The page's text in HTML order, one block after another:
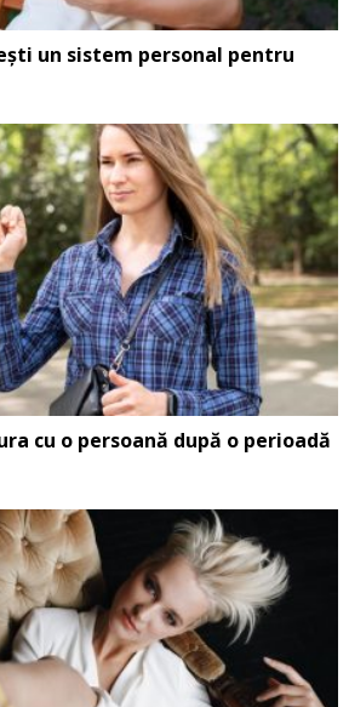
un sistem personal pentru
cu o persoană după o perioadă